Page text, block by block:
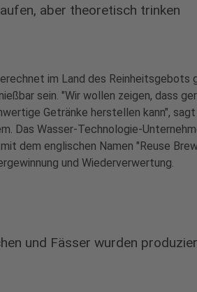
aber theoretisch trinken
im Land des Reinheitsgebots
sein. "Wir wollen zeigen, dass
Getränke herstellen kann",
Das Wasser-Technologie-
dem englischen Namen "Reuse
und Wiederverwertung.
und Fässer wurden